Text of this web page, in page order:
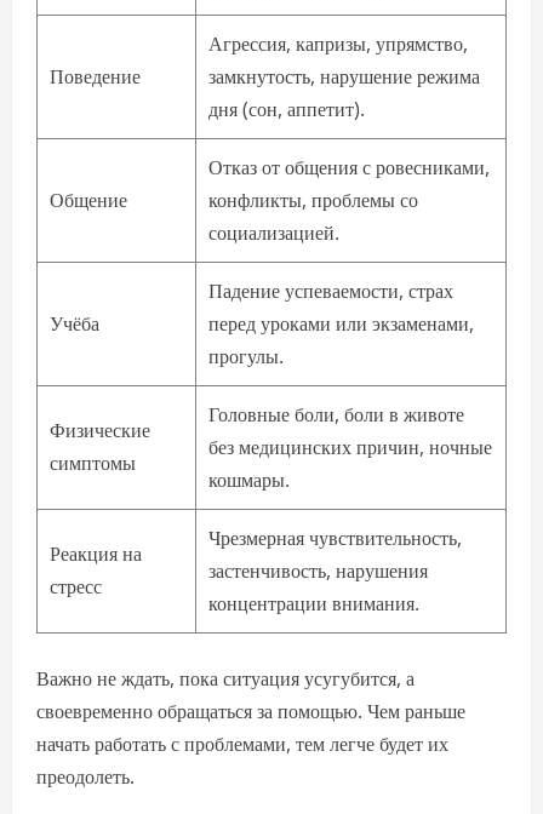
Поведение
Агрессия, капризы, упрямство,
замкнутость, нарушение режима
дня (сон, аппетит).
Общение
Отказ от общения с ровесниками,
конфликты, проблемы со
социализацией.
Учёба
Падение успеваемости, страх
перед уроками или экзаменами,
прогулы.
Физические
симптомы
Головные боли, боли в животе
без медицинских причин, ночные
кошмары.
Реакция на
стресс
Чрезмерная чувствительность,
застенчивость, нарушения
концентрации внимания.
Важно не ждать, пока ситуация усугубится, а
своевременно обращаться за помощью. Чем раньше
начать работать с проблемами, тем легче будет их
преодолеть.